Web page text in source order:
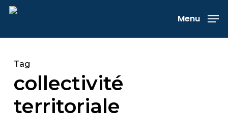
Skip
main
Menu
Tag
collectivité
territoriale